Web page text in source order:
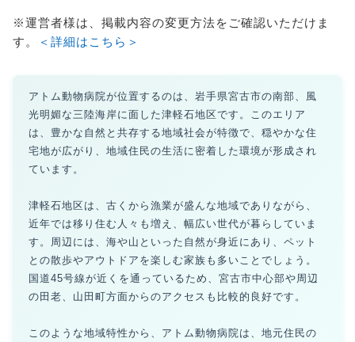
※運営者様は、掲載内容の変更方法をご確認いただけま
す。
＜詳細はこちら＞
アトム動物病院が位置するのは、岩手県宮古市の南部、風
光明媚な三陸海岸に面した津軽石地区です。このエリア
は、豊かな自然と共存する地域社会が特徴で、穏やかな住
宅地が広がり、地域住民の生活に密着した環境が形成され
ています。
津軽石地区は、古くから漁業が盛んな地域でありながら、
近年では移り住む人々も増え、幅広い世代が暮らしていま
す。周辺には、海や山といった自然が身近にあり、ペット
との散歩やアウトドアを楽しむ家族も多いことでしょう。
国道45号線が近くを通っているため、宮古市中心部や周辺
の田老、山田町方面からのアクセスも比較的良好です。
このような地域特性から、アトム動物病院は、地元住民の